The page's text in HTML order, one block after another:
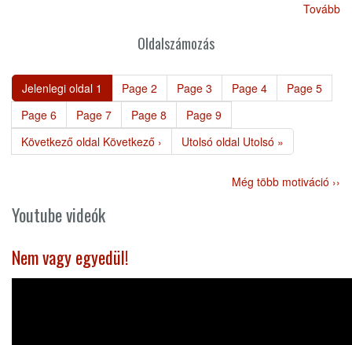
Tovább
Oldalszámozás
Jelenlegi oldal 1 Page 2 Page 3 Page 4 Page 5
Page 6 Page 7 Page 8 Page 9
Következő oldal Következő › Utolsó oldal Utolsó »
Még több motiváció ››
Youtube videók
Nem vagy egyedül!